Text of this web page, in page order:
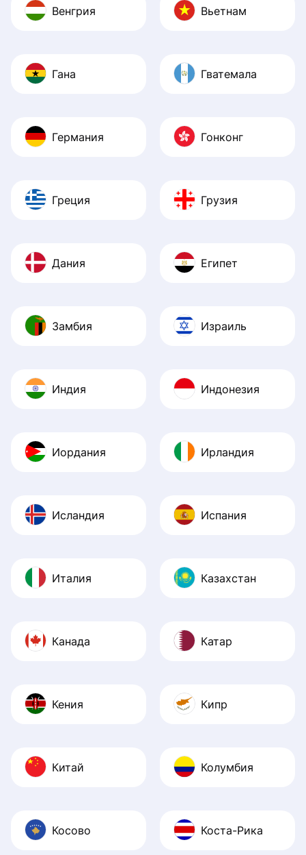
Венгрия Вьетнам
Гана Гватемала
Германия Гонконг
Греция Грузия
Дания Египет
Замбия Израиль
Индия Индонезия
Иордания Ирландия
Исландия Испания
Италия Казахстан
Канада Катар
Кения Кипр
Китай Колумбия
Косово Коста-Рика